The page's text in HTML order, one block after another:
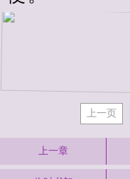
上一页
上一章